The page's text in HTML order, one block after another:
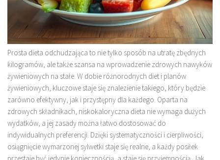
Prosta dieta odchudzająca to nie tylko sposób na utratę zbędnych
kilogramów, ale także szansa na wprowadzenie zdrowych nawyków
żywieniowych na stałe. W dobie różnorodnych diet i planów
żywieniowych, kluczowe staje się znalezienie takiego, który będzie
zarówno efektywny, jak i przystępny dla każdego. Oparta na
zdrowych składnikach, niskokaloryczna dieta nie wymaga dużych
wydatków, a jej zasady można łatwo dostosować do
indywidualnych preferencji. Dzięki systematyczności i cierpliwości,
osiągnięcie wymarzonej sylwetki staje się realne, a każdy posiłek